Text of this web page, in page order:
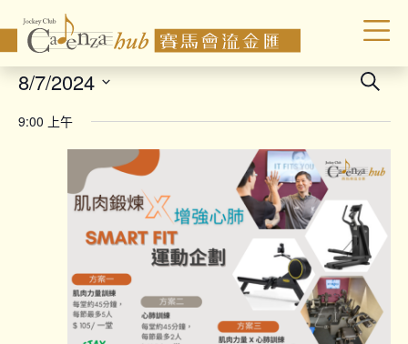
Search
8/7/2024
date.
9:00 上午